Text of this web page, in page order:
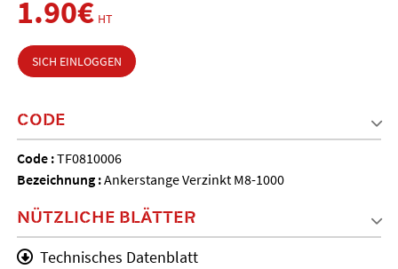
1.90€ HT
SICH EINLOGGEN
CODE
Code :TF0810006
Bezeichnung :Ankerstange Verzinkt M8-1000
NÜTZLICHE BLÄTTER
Technisches Datenblatt